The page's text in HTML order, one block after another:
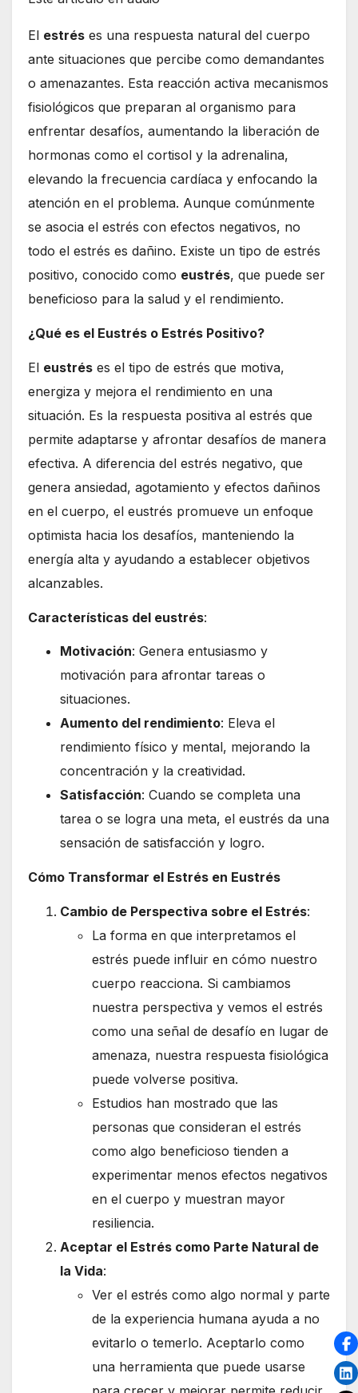
El estrés es una respuesta natural del cuerpo
ante situaciones que percibe como demandantes
o amenazantes. Esta reacción activa mecanismos
fisiológicos que preparan al organismo para
enfrentar desafíos, aumentando la liberación de
hormonas como el cortisol y la adrenalina,
elevando la frecuencia cardíaca y enfocando la
atención en el problema. Aunque comúnmente
se asocia el estrés con efectos negativos, no
todo el estrés es dañino. Existe un tipo de estrés
positivo, conocido como eustrés, que puede ser
beneficioso para la salud y el rendimiento.
¿Qué es el Eustrés o Estrés Positivo?
El eustrés es el tipo de estrés que motiva,
energiza y mejora el rendimiento en una
situación. Es la respuesta positiva al estrés que
permite adaptarse y afrontar desafíos de manera
efectiva. A diferencia del estrés negativo, que
genera ansiedad, agotamiento y efectos dañinos
en el cuerpo, el eustrés promueve un enfoque
optimista hacia los desafíos, manteniendo la
energía alta y ayudando a establecer objetivos
alcanzables.
Características del eustrés:
Motivación: Genera entusiasmo y
motivación para afrontar tareas o
situaciones.
Aumento del rendimiento: Eleva el
rendimiento físico y mental, mejorando la
concentración y la creatividad.
Satisfacción: Cuando se completa una
tarea o se logra una meta, el eustrés da una
sensación de satisfacción y logro.
Cómo Transformar el Estrés en Eustrés
Cambio de Perspectiva sobre el Estrés:
La forma en que interpretamos el
estrés puede influir en cómo nuestro
cuerpo reacciona. Si cambiamos
nuestra perspectiva y vemos el estrés
como una señal de desafío en lugar de
amenaza, nuestra respuesta fisiológica
puede volverse positiva.
Estudios han mostrado que las
personas que consideran el estrés
como algo beneficioso tienden a
experimentar menos efectos negativos
en el cuerpo y muestran mayor
resiliencia.
Aceptar el Estrés como Parte Natural de
la Vida:
Ver el estrés como algo normal y parte
de la experiencia humana ayuda a no
evitarlo o temerlo. Aceptarlo como
una herramienta que puede usarse